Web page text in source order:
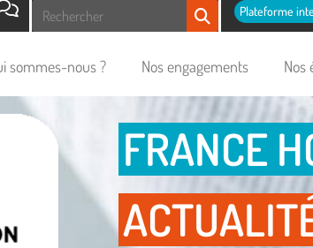
Plateforme
sommes-nous ? Nos engagements Nos
FRANCE